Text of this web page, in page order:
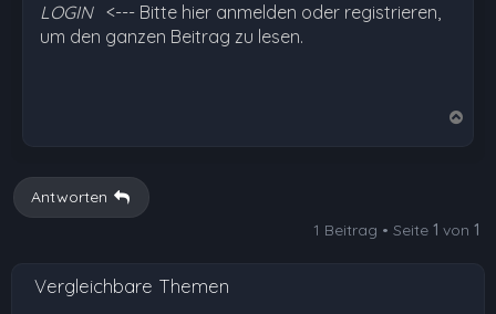
LOGIN <--- Bitte hier anmelden oder registrieren,
um den ganzen Beitrag zu lesen.
b
Antworten
1 Beitrag • Seite 1 von 1
Vergleichbare Themen